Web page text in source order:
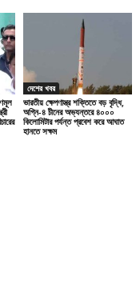
দেশের খবর
ভারতীয় ক্ষেপণাস্ত্র শক্তিতে বড় বৃদ্ধি,
অগ্নি-৪ চীনের অভ্যন্তরে ৪০০০
কিলোমিটার পর্যন্ত প্রবেশ করে আঘাত
হানতে সক্ষম